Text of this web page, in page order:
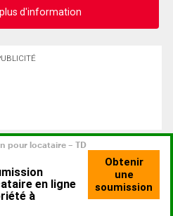
d'information